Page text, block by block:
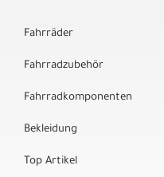
Fahrräder
Fahrradzubehör
Fahrradkomponenten
Bekleidung
Top Artikel